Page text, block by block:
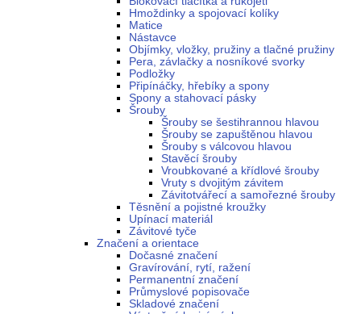
Hmoždinky a spojovací kolíky
Matice
Nástavce
Objímky, vložky, pružiny a tlačné pružiny
Pera, závlačky a nosníkové svorky
Podložky
Připínáčky, hřebíky a spony
Spony a stahovací pásky
Šrouby
Šrouby se šestihrannou hlavou
Šrouby se zapuštěnou hlavou
Šrouby s válcovou hlavou
Stavěcí šrouby
Vroubkované a křídlové šrouby
Vruty s dvojitým závitem
Závitotvářecí a samořezné šrouby
Těsnění a pojistné kroužky
Upínací materiál
Závitové tyče
Značení a orientace
Dočasné značení
Gravírování, rytí, ražení
Permanentní značení
Průmyslové popisovače
Skladové značení